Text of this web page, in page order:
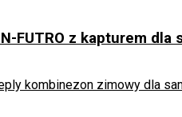
FUTRO z kapturem dla